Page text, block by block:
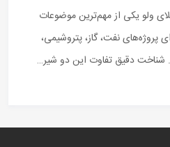
ولو یکی از مهم‌ترین موضوعات
پروژه‌های نفت، گاز، پتروشیمی،
شناخت دقیق تفاوت این دو شیر…